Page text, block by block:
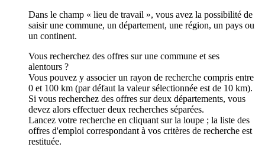
Dans le champ « lieu de travail », vous avez la possibilité de
saisir une commune, un département, une région, un pays ou
un continent.
Vous recherchez des offres sur une commune et ses
alentours ?
Vous pouvez y associer un rayon de recherche compris entre
0 et 100 km (par défaut la valeur sélectionnée est de 10 km).
Si vous recherchez des offres sur deux départements, vous
devez alors effectuer deux recherches séparées.
Lancez votre recherche en cliquant sur la loupe ; la liste des
offres d'emploi correspondant à vos critères de recherche est
restituée.